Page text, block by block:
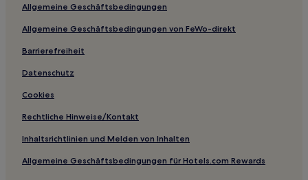
Cordais et du Causse: Hotels
Calmont Hotels
Cabanès Hotels
Bourg-Saint-Bernard Hotels
Quercy Rouergue und Schluchten des Aveyron: Hotels
Lescure-D'albigeois Hotels
Tarn: Hotels
Noailles Hotels
Allgemeine Geschäftsbedingungen
Allgemeine Geschäftsbedingungen von FeWo-direkt
Barrierefreiheit
Datenschutz
Cookies
Rechtliche Hinweise/Kontakt
Inhaltsrichtlinien und Melden von Inhalten
Allgemeine Geschäftsbedingungen für Hotels.com Rewards